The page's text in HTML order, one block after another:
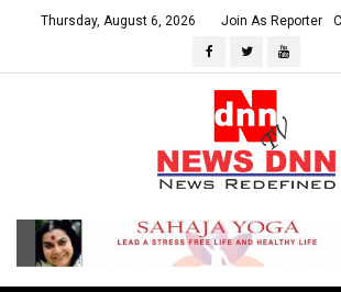
Thursday, August 6, 2026 Join As Reporter